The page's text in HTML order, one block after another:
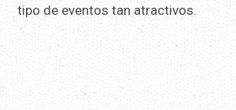
tipo de eventos tan atractivos.